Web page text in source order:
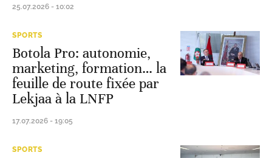
25.07.2026 - 10:02
SPORTS
Botola Pro: autonomie,
marketing, formation… la
feuille de route fixée par
Lekjaa à la LNFP
17.07.2026 - 19:05
SPORTS